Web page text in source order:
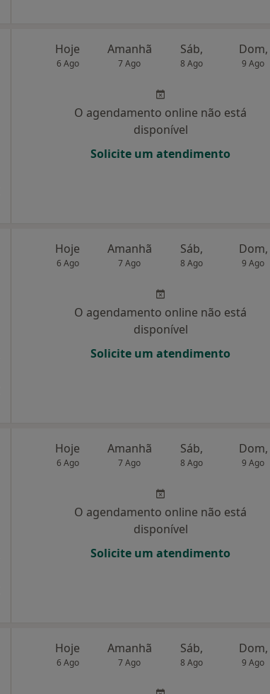
Hoje
6 Ago
Amanhã
7 Ago
Sáb,
8 Ago
Dom,
9 Ago
O agendamento online não está
disponível
Solicite um atendimento
Hoje
6 Ago
Amanhã
7 Ago
Sáb,
8 Ago
Dom,
9 Ago
O agendamento online não está
disponível
Solicite um atendimento
Hoje
6 Ago
Amanhã
7 Ago
Sáb,
8 Ago
Dom,
9 Ago
O agendamento online não está
disponível
Solicite um atendimento
Hoje
6 Ago
Amanhã
7 Ago
Sáb,
8 Ago
Dom,
9 Ago